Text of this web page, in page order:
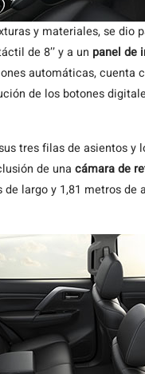
y materiales, se dio
de 8’’ y a un panel de
automáticas, cuenta
de los botones
tres filas de asientos
de una cámara de
largo y 1,81 metros